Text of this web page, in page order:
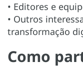
• Editores e
• Outros
transformação
Como